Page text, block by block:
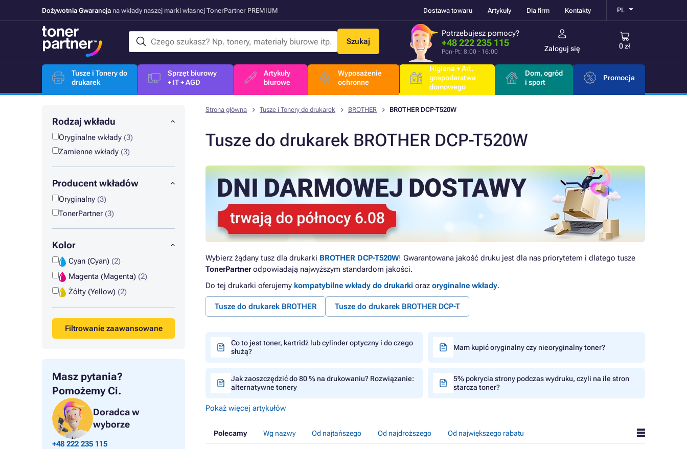
Dożywotnia Gwarancja na wkłady naszej marki własnej TonerPartner PREMIUM Dostawa towaru Artykuły Dla firm Kontakty PL
Szukaj
Potrzebujesz pomocy?
+48 222 235 115
Pon-Pt: 8:00 - 16:00 Zaloguj się 0 zł
Tusze i Tonery do
drukarek
Sprzęt biurowy
+ IT + AGD
Artykuły
biurowe
Wyposażenie
ochronne
Higiena + Art.
gospodarstwa
domowego
Dom, ogród
i sport
Promocja
Rodzaj wkładu
Oryginalne wkłady (3)
Zamienne wkłady (3)
Producent wkładów
Oryginalny (3)
TonerPartner (3)
Kolor
Cyan (Cyan) (2)
Magenta (Magenta) (2)
Żółty (Yellow) (2)
Filtrowanie zaawansowane
Masz pytania?
Pomożemy Ci.
Doradca w
wyborze
+48 222 235 115
Strona główna Tusze i Tonery do drukarek BROTHER BROTHER DCP-T520W
Tusze do drukarek BROTHER DCP-T520W
Wybierz żądany tusz dla drukarki BROTHER DCP-T520W! Gwarantowana jakość druku jest dla nas priorytetem i dlatego tusze
TonerPartnerodpowiadają najwyższym standardom jakości.
Do tej drukarki oferujemy kompatybilne wkłady do drukarki oraz oryginalne wkłady.
Tusze do drukarek BROTHER Tusze do drukarek BROTHER DCP-T
Co to jest toner, kartridż lub cylinder optyczny i do czego
służą?
Mam kupić oryginalny czy nieoryginalny toner?
Jak zaoszczędzić do 80 % na drukowaniu? Rozwiązanie:
alternatywne tonery
5% pokrycia strony podczas wydruku, czyli na ile stron
starcza toner?
Pokaż więcej artykułów
Polecamy Wg nazwy Od najtańszego Od najdroższego Od największego rabatu